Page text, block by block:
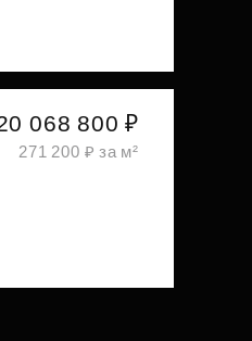
068 800 ₽
271 200 ₽ за м²